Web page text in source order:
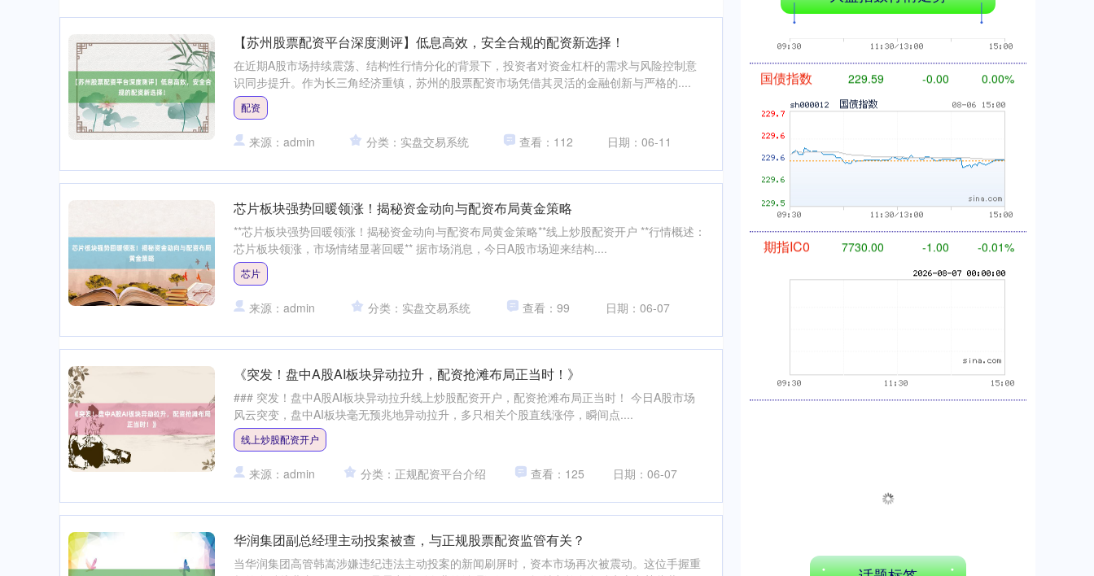
【苏州股票配资平台深度测评】低息高效，安全合规的配资新选择！
在近期A股市场持续震荡、结构性行情分化的背景下，投资者对资金杠杆的需求与风险控制意
识同步提升。作为长三角经济重镇，苏州的股票配资市场凭借其灵活的金融创新与严格的....
配资
来源：admin 分类：实盘交易系统 查看：112 日期：06-11
芯片板块强势回暖领涨！揭秘资金动向与配资布局黄金策略
**芯片板块强势回暖领涨！揭秘资金动向与配资布局黄金策略**线上炒股配资开户 **行情概述：
芯片板块领涨，市场情绪显著回暖** 据市场消息，今日A股市场迎来结构....
芯片
来源：admin 分类：实盘交易系统 查看：99 日期：06-07
《突发！盘中A股AI板块异动拉升，配资抢滩布局正当时！》
### 突发！盘中A股AI板块异动拉升线上炒股配资开户，配资抢滩布局正当时！ 今日A股市场
风云突变，盘中AI板块毫无预兆地异动拉升，多只相关个股直线涨停，瞬间点....
线上炒股配资开户
来源：admin 分类：正规配资平台介绍 查看：125 日期：06-07
华润集团副总经理主动投案被查，与正规股票配资监管有关？
当华润集团高管韩嵩涉嫌违纪违法主动投案的新闻刷屏时，资本市场再次被震动。这位手握重
国债指数